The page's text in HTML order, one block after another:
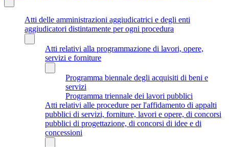
Atti delle amministrazioni aggiudicatrici e degli enti
aggiudicatori distintamente per ogni procedura
Atti relativi alla programmazione di lavori, opere,
servizi e forniture
Programma biennale degli acquisiti di beni e
servizi
Programma triennale dei lavori pubblici
Atti relativi alle procedure per l'affidamento di appalti
pubblici di servizi, forniture, lavori e opere, di concorsi
pubblici di progettazione, di concorsi di idee e di
concessioni